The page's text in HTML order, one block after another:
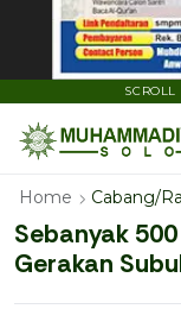
Home Cabang/
Sebanyak
Gerakan